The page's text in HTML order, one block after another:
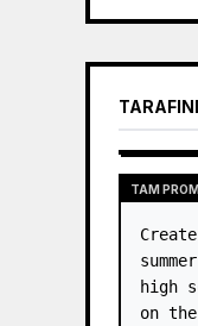
TAM
high
on